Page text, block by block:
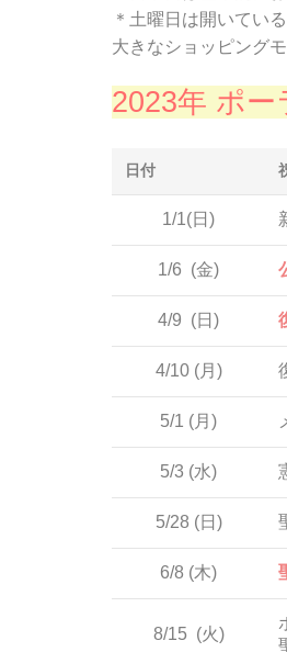
＊土曜日は開いてい
大きなショッピング
2023年 ポ
日付
1/1(日)
1/6 (金)
4/9 (日)
4/10(月)
5/1 (月)
5/3 (水)
5/28 (日)
6/8 (木)
8/15 (火)